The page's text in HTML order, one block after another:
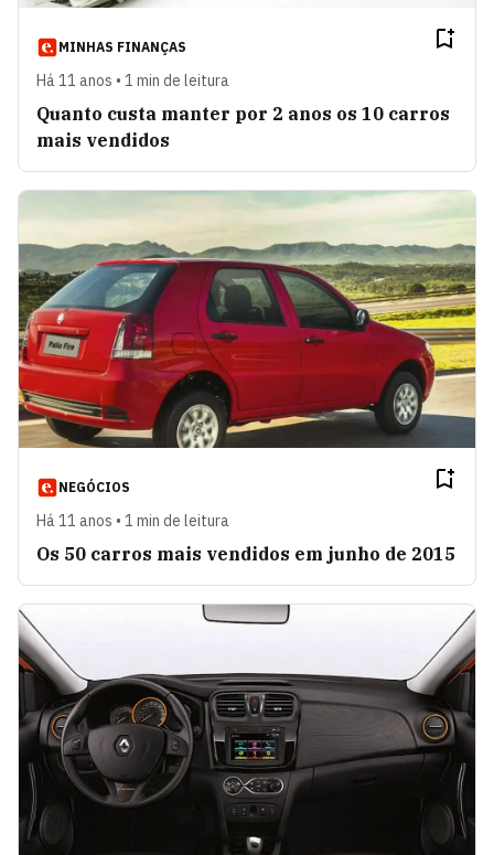
MINHAS FINANÇAS
Há 11 anos • 1 min de leitura
Quanto custa manter por 2 anos os 10 carros
mais vendidos
NEGÓCIOS
Há 11 anos • 1 min de leitura
Os 50 carros mais vendidos em junho de 2015